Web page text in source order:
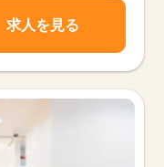
求人を見る